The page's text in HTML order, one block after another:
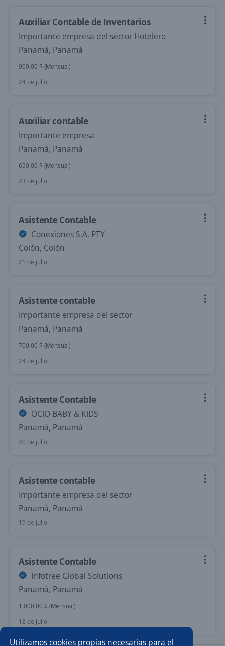
Utilizamos cookies propias necesarias para el
Auxiliar Contable de Inventarios
Importante empresa del sector Hotelero
Panamá, Panamá
900.00 $ (Mensual)
24 de julio
Auxiliar contable
Importante empresa
Panamá, Panamá
650.00 $ (Mensual)
23 de julio
Asistente Contable
Conexiones S.A. PTY
Colón, Colón
21 de julio
Asistente contable
Importante empresa del sector
Panamá, Panamá
700.00 $ (Mensual)
24 de julio
Asistente Contable
OCIO BABY & KIDS
Panamá, Panamá
20 de julio
Asistente contable
Importante empresa del sector
Panamá, Panamá
19 de julio
Asistente Contable
Infotree Global Solutions
Panamá, Panamá
1,000.00 $ (Mensual)
18 de julio